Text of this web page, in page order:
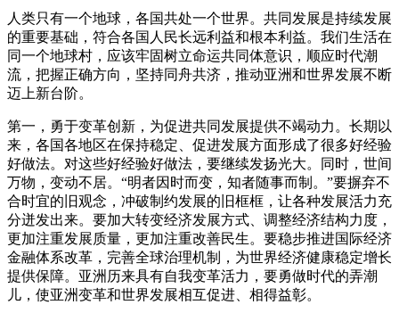
人类只有一个地球，各国共处一个世界。共同发展是持续发展
的重要基础，符合各国人民长远利益和根本利益。我们生活在
同一个地球村，应该牢固树立命运共同体意识，顺应时代潮
流，把握正确方向，坚持同舟共济，推动亚洲和世界发展不断
迈上新台阶。
第一，勇于变革创新，为促进共同发展提供不竭动力。长期以
来，各国各地区在保持稳定、促进发展方面形成了很多好经验
好做法。对这些好经验好做法，要继续发扬光大。同时，世间
万物，变动不居。“明者因时而变，知者随事而制。”要摒弃不
合时宜的旧观念，冲破制约发展的旧框框，让各种发展活力充
分迸发出来。要加大转变经济发展方式、调整经济结构力度，
更加注重发展质量，更加注重改善民生。要稳步推进国际经济
金融体系改革，完善全球治理机制，为世界经济健康稳定增长
提供保障。亚洲历来具有自我变革活力，要勇做时代的弄潮
儿，使亚洲变革和世界发展相互促进、相得益彰。